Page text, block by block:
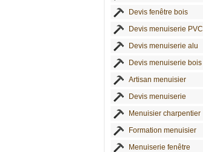
Devis fenêtre bois
Devis menuiserie PVC
Devis menuiserie alu
Devis menuiserie bois
Artisan menuisier
Devis menuiserie
Menuisier charpentier
Formation menuisier
Menuiserie fenêtre